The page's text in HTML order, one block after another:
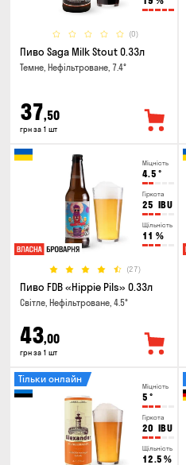
(0)
Пиво Saga Milk Stout 0.33л
Темне, Нефільтроване, 7.4°
37,50
грн за 1 шт
Міцність
4.5 °
Гіркота
25 IBU
Щільність
11 %
(27)
Пиво FDB «Hippie Pils» 0.33л
Світле, Нефільтроване, 4.5°
43,00
грн за 1 шт
Міцність
5 °
Гіркота
20 IBU
Щільність
12.5 %
Тільки онлайн